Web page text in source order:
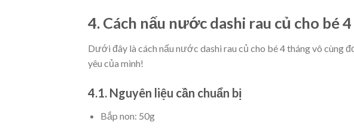
4. Cách nấu nước dashi rau củ cho bé
Dưới đây là cách nấu nước dashi rau củ cho bé 4 tháng vô cùng
yêu của mình!
4.1. Nguyên liệu cần chuẩn bị
Bắp non: 50g